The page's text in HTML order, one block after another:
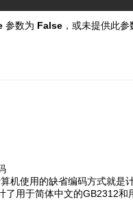
参数为 False ，或未提供此参
机使用的缺省编码方式就是
用于简体中文的GB2312和